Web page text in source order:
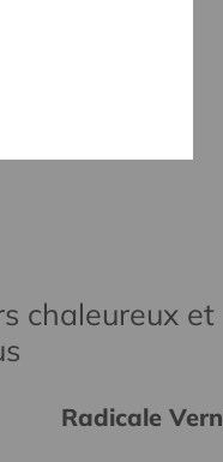
chaleureux et
Radicale